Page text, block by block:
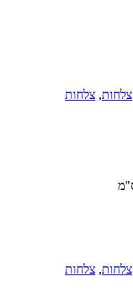
,צלחות
,צלחות